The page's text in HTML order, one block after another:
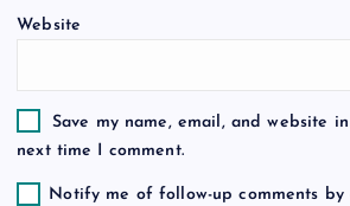
Website
Save my name, email, and website
next time I comment.
Notify me of follow-up comments by